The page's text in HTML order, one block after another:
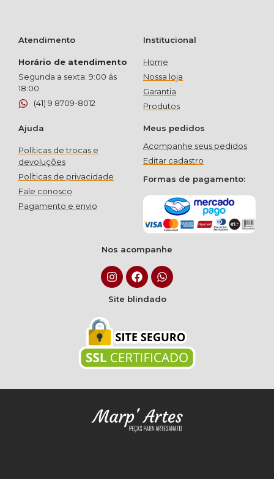
Atendimento
Horário de atendimento
Segunda a sexta: 9:00 ás
18:00
(41) 9 8709-8012
Institucional
Home
Nossa loja
Garantia
Produtos
Ajuda
Políticas de trocas e
devoluções
Políticas de privacidade
Fale conosco
Pagamento e envio
Meus pedidos
Acompanhe seus pedidos
Editar cadastro
Formas de pagamento:
Nos acompanhe
Site blindado